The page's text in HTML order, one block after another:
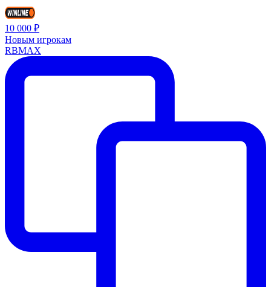
10 000 ₽
Новым игрокам
RBMAX